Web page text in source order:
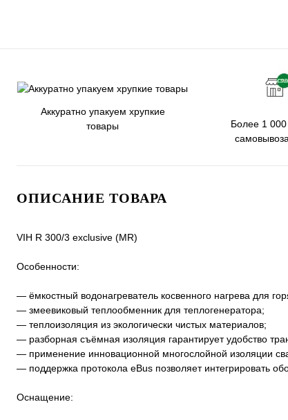
Аккуратно упакуем хрупкие
товары
Более 1 000
ОПИСАНИЕ ТОВАРА
VIH R 300/3 exclusive (MR)
Особенности:
— ёмкостный водонагреватель косвенного нагрева для
— змеевиковый теплообменник для теплогенератора;
— теплоизоляция из экологически чистых материалов;
— разборная съёмная изоляция гарантирует удобство
— применение инновационной многослойной изоляции
— поддержка протокола eBus позволяет интегрировать
Оснащение: